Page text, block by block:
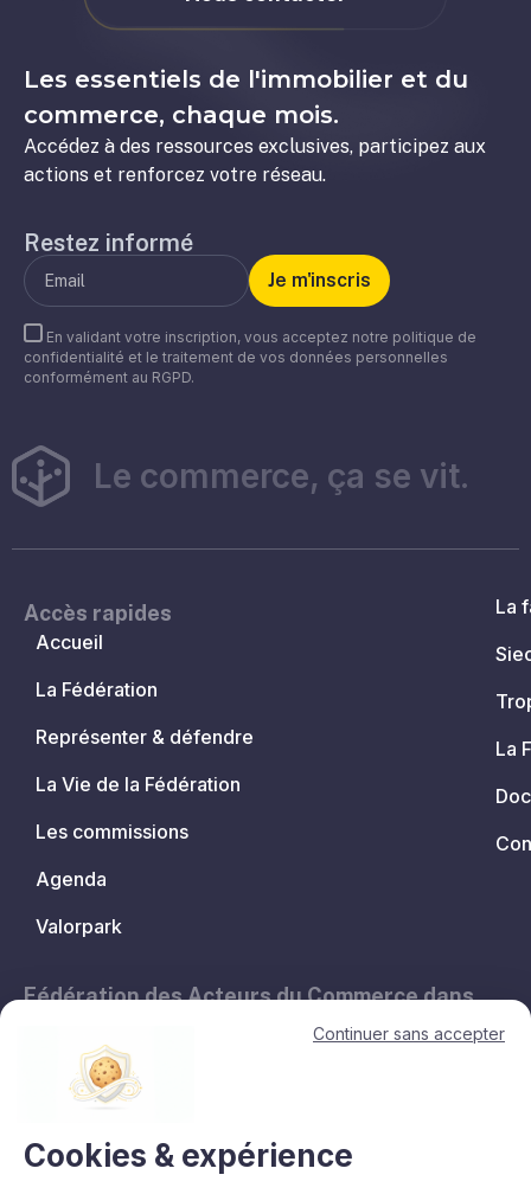
Les essentiels de l'immobilier et du
commerce, chaque mois.
Accédez à des ressources exclusives, participez aux
actions et renforcez votre réseau.
Restez informé
En validant votre inscription, vous acceptez notre politique de
confidentialité et le traitement de vos données personnelles
conformément au RGPD.
Le commerce, ça se vit.
Accès rapides
Accueil
La Fédération
Représenter & défendre
La Vie de la Fédération
Les commissions
Agenda
Valorpark
La
La
Fédération des Acteurs du Commerce dans
11, avenue de l'Opéra - 75001 Paris
contact@lesacteursducommerce.com
+33 1 53 43 82 60
Continuer sans accepter
Cookies & expérience